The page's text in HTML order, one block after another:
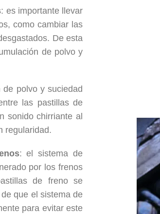
: es importante llevar
como cambiar las
De esta
de polvo y
de polvo y suciedad
las pastillas de
sonido chirriante al
regularidad.
: el sistema de
por los frenos
de freno se
que el sistema de
para evitar este